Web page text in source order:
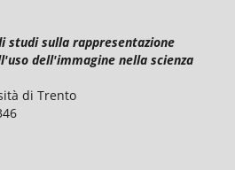
studi sulla rappresentazione
dell'immagine nella scienza
di Trento